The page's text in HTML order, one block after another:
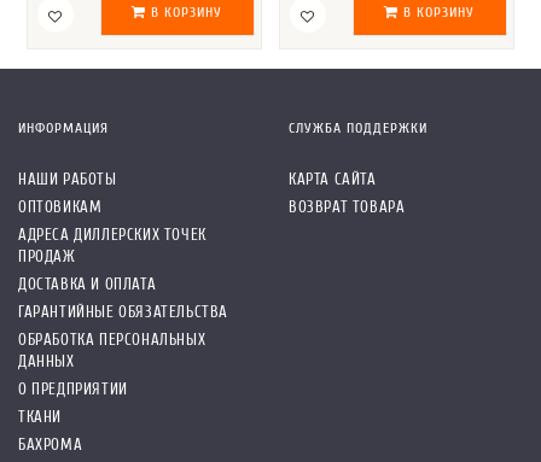
В КОРЗИНУ В КОРЗИНУ
ИНФОРМАЦИЯ
НАШИ РАБОТЫ
ОПТОВИКАМ
АДРЕСА ДИЛЛЕРСКИХ ТОЧЕК
ПРОДАЖ
ДОСТАВКА И ОПЛАТА
ГАРАНТИЙНЫЕ ОБЯЗАТЕЛЬСТВА
ОБРАБОТКА ПЕРСОНАЛЬНЫХ
ДАННЫХ
О ПРЕДПРИЯТИИ
ТКАНИ
БАХРОМА
СЛУЖБА ПОДДЕРЖКИ
КАРТА САЙТА
ВОЗВРАТ ТОВАРА